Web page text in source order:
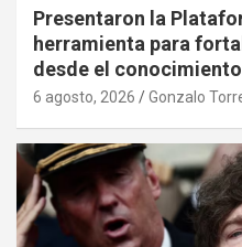
Presentaron la
herramienta para
desde el conocimiento
6 agosto, 2026 Gonzalo